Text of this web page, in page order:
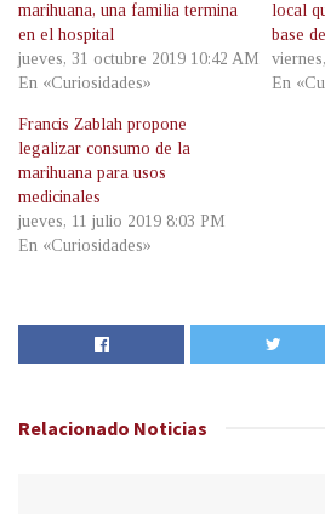
marihuana, una familia termina
en el hospital
jueves, 31 octubre 2019 10:42 AM
En «Curiosidades»
local
base
En
Francis Zablah propone
legalizar consumo de la
marihuana para usos
medicinales
jueves, 11 julio 2019 8:03 PM
En «Curiosidades»
Relacionado Noticias